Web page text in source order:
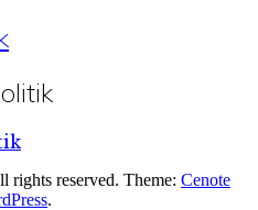
rights reserved. Theme: Cenote
.